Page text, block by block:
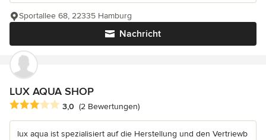
Nachricht
Sportallee 68, 22335 Hamburg
LUX AQUA SHOP
Durchschnittliche Bewertung: 3 von 5 Sternen
3,0 (2 Bewertungen)
lux aqua ist spezialisiert auf die Herstellung und den Vertriewb